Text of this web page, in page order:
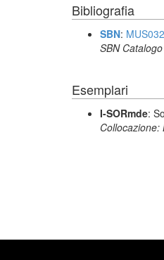
Bibliografia
SBN:
SBN
Esemplari
I-SORmde:
Collocazione: